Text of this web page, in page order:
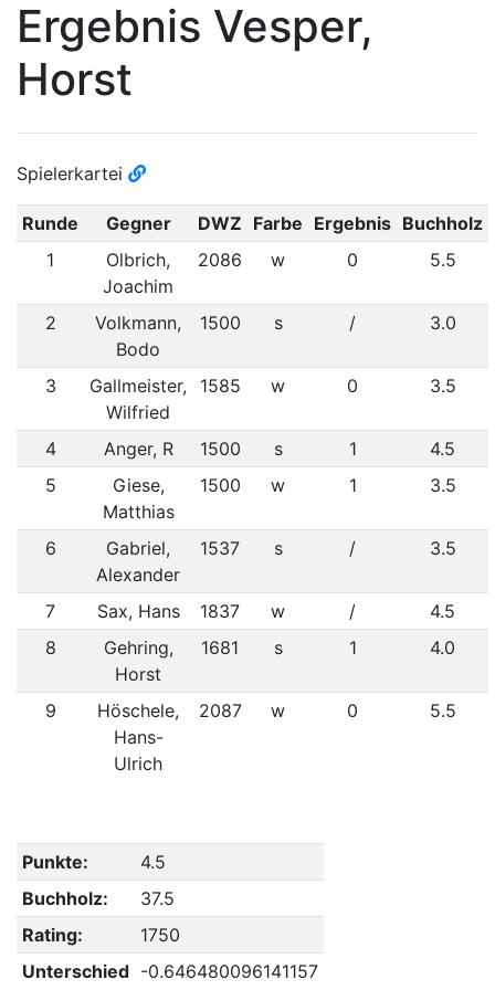
Ergebnis Vesper,
Horst
Spielerkartei
Runde Gegner DWZ Farbe Ergebnis Buchholz
1
Olbrich,
Joachim
2086 w 0 5.5
2
Volkmann,
Bodo
1500 s / 3.0
3
Gallmeister,
Wilfried
1585 w 0 3.5
4 Anger, R 1500 s 1
4.5
5
Giese,
Matthias
1500 w 1 3.5
6
Gabriel,
Alexander
1537 s / 3.5
7 Sax, Hans 1837 w /
4.5
8
Gehring,
Horst
1681 s 1 4.0
9
Höschele,
Hans-
Ulrich
2087 w 0 5.5
Punkte:
4.5
Buchholz:
37.5
Rating:
1750
Unterschied -0.646480096141157